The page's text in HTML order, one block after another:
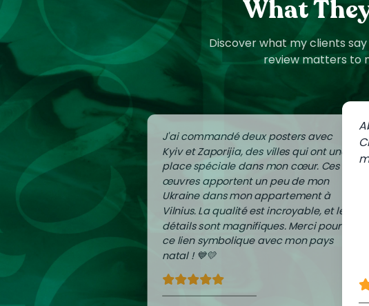
What
Discover what my clients
review matters to
J'ai commandé deux posters avec
Kyiv et Zaporijia, des villes qui ont une
place spéciale dans mon cœur. Ces
œuvres apportent un peu de mon
Ukraine dans mon appartement à
Vilnius. La qualité est incroyable, et les
détails sont magnifiques. Merci pour
ce lien symbolique avec mon pays
natal ! 💙💛